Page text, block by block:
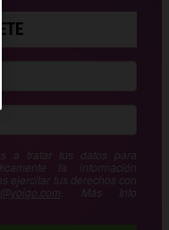
a tratar tus datos para
la información
ejercitar tus derechos con
. Más Info